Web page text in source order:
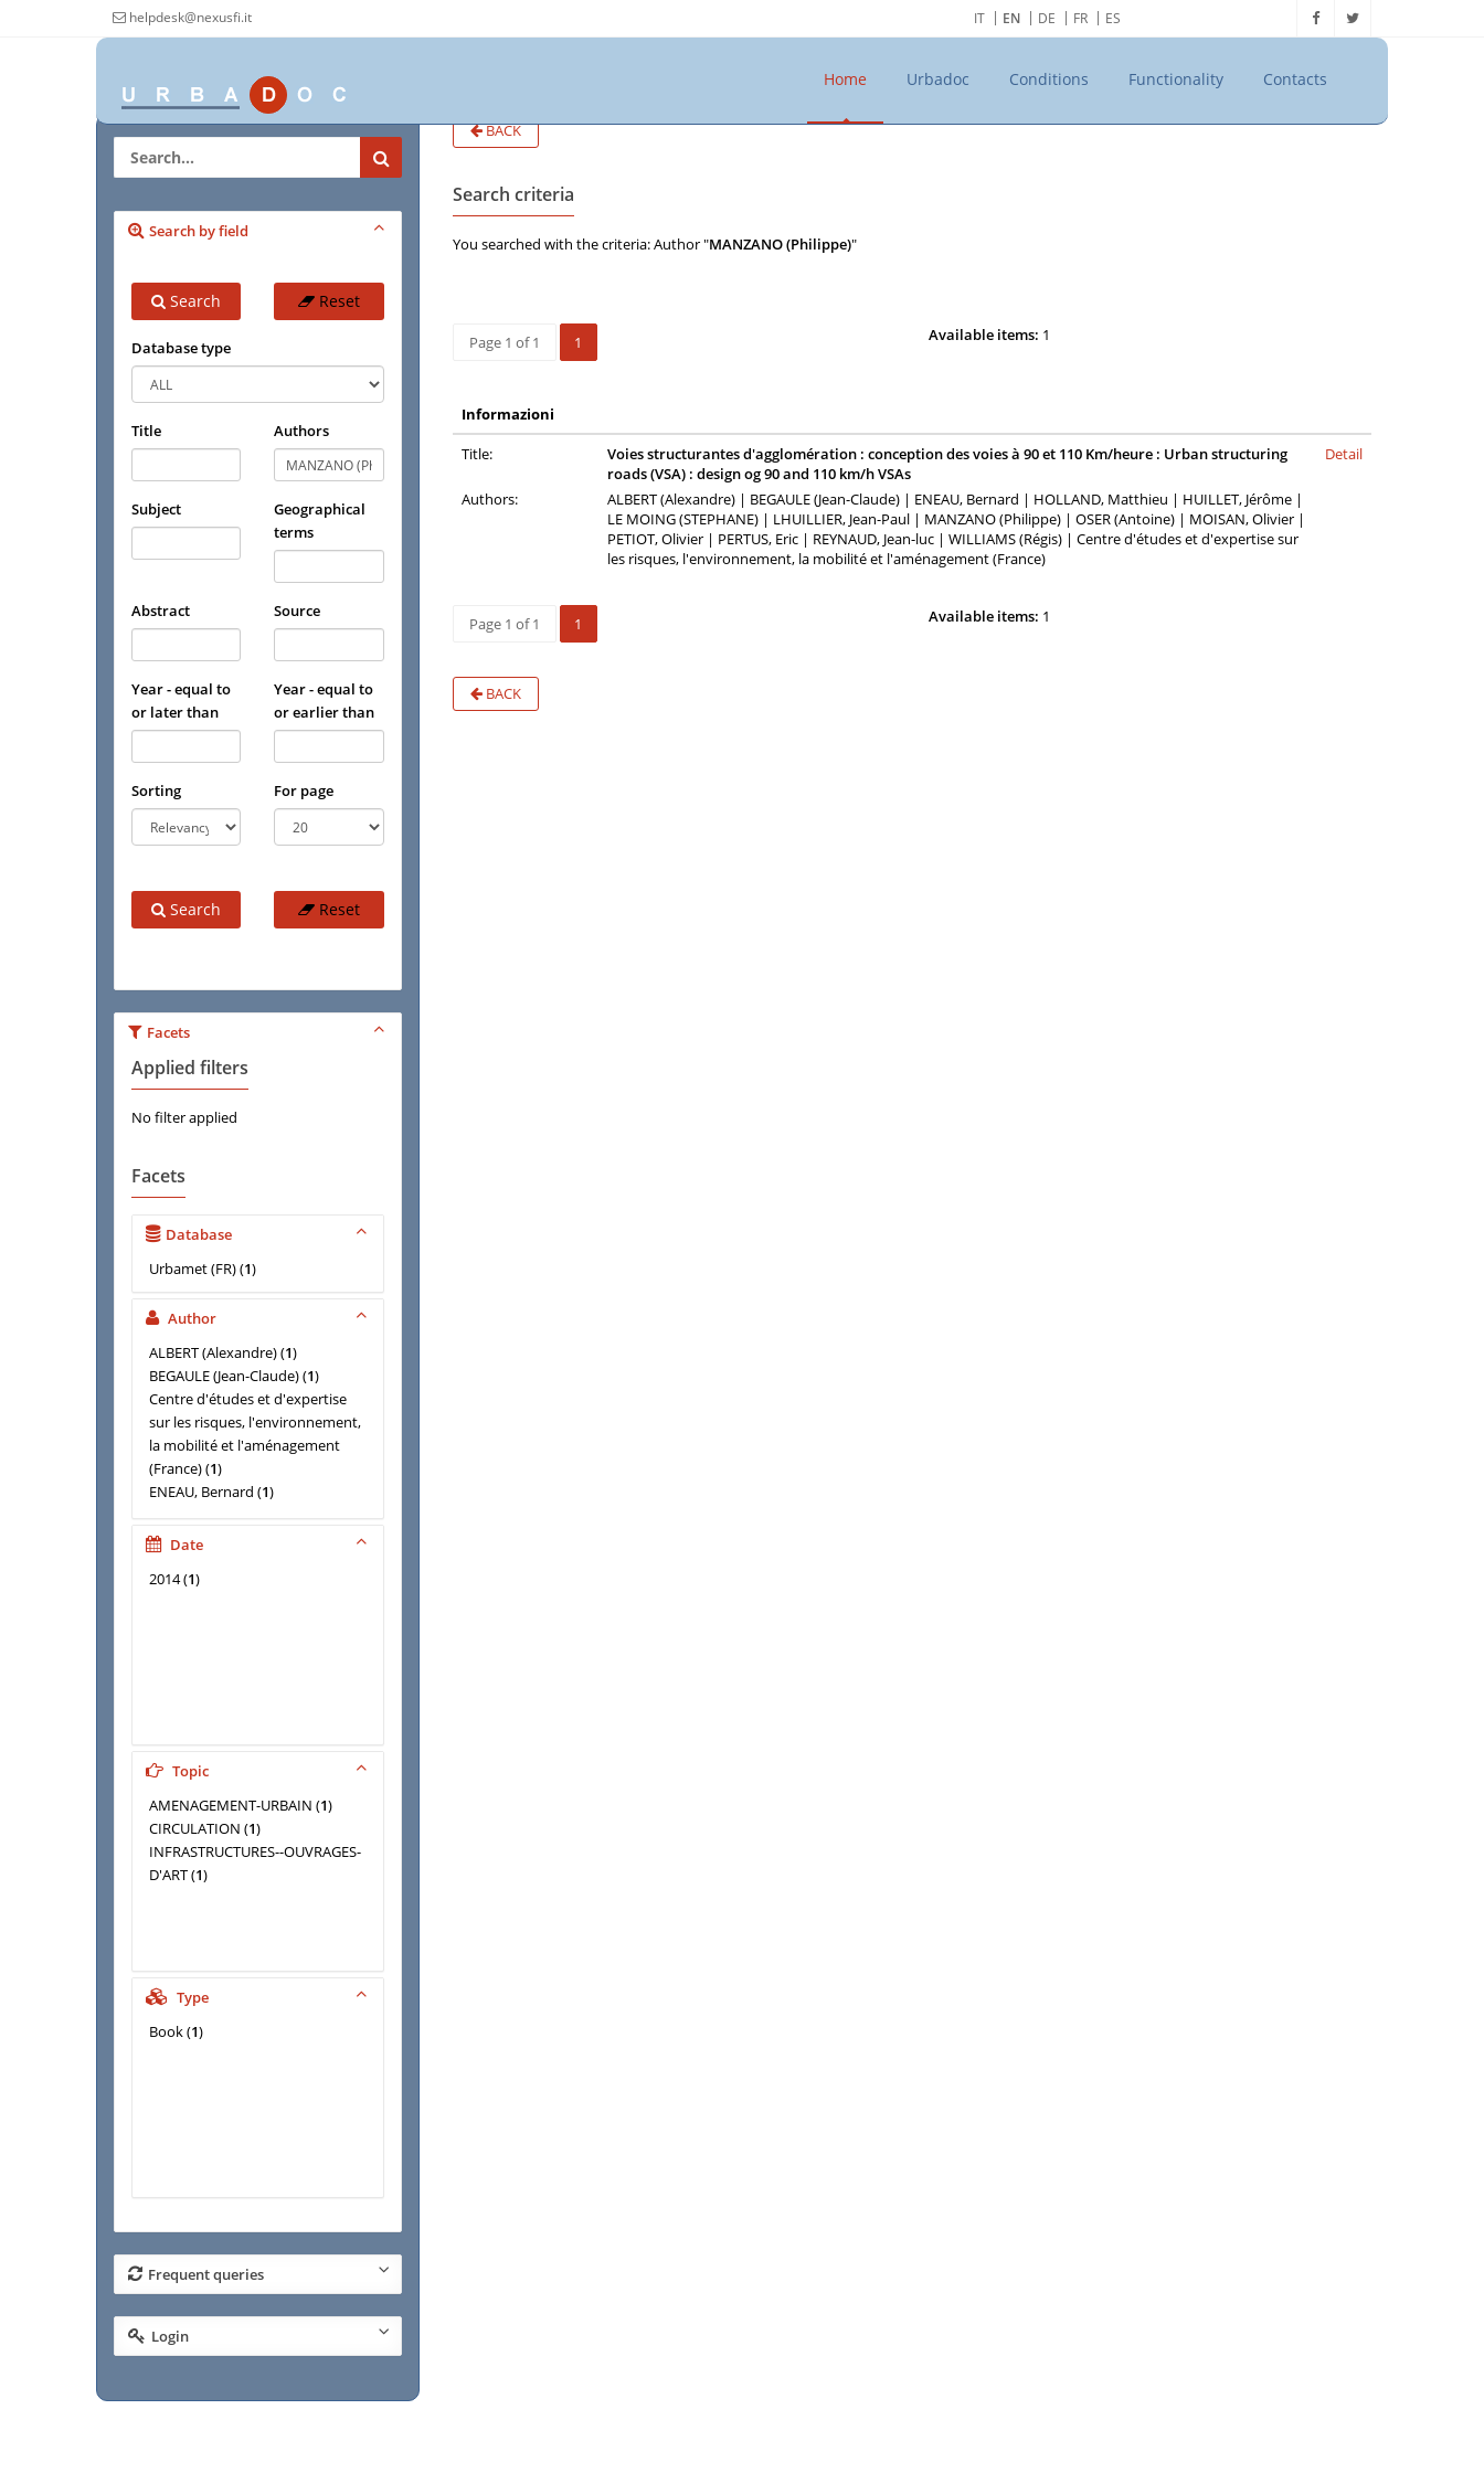
helpdesk@nexusfi.it IT EN DE FR ES
Home Urbadoc Conditions Functionality Contacts
Search by field
Search Reset
Database type
Title Authors
Subject
Geographical
terms
Abstract Source
Year - equal to
or later than
Year - equal to
or earlier than
Sorting For page
Search Reset
Facets
Applied filters
No filter applied
Facets
Database
Urbamet (FR)(1)
Author
ALBERT (Alexandre)(1)
BEGAULE (Jean-Claude)(1)
Centre d'études et d'expertise
sur les risques, l'environnement,
la mobilité et l'aménagement
(France)(1)
ENEAU, Bernard (1)
HUILLET, Jérôme
LHUILLIER, Jean-Paul
Date
2014(1)
Topic
AMENAGEMENT-URBAIN (1)
CIRCULATION (1)
INFRASTRUCTURES--OUVRAGES-
D'ART(1)
Type
Book(1)
Frequent queries
Login
BACK
Search criteria
You searched with the criteria: Author "MANZANO (Philippe)"
Page 1 of 1 1 Available items: 1
Informazioni
Title:
Voies structurantes d'agglomération : conception des voies à 90 et 110 Km/heure : Urban structuring
roads (VSA) : design og 90 and 110 km/h VSAs
Authors:
ALBERT (Alexandre) | BEGAULE (Jean-Claude) | ENEAU, Bernard | HOLLAND, Matthieu | HUILLET, Jérôme |
LE MOING (STEPHANE) | LHUILLIER, Jean-Paul | MANZANO (Philippe) | OSER (Antoine) | MOISAN, Olivier |
PETIOT, Olivier | PERTUS, Eric | REYNAUD, Jean-luc | WILLIAMS (Régis) | Centre d'études et d'expertise sur
les risques, l'environnement, la mobilité et l'aménagement (France)
Detail
Page 1 of 1 1 Available items: 1
BACK